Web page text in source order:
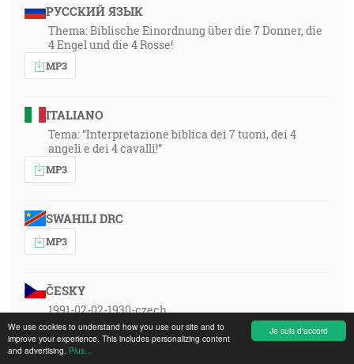
Je suis d'accord
We use cookies to understand how you use our site and to
improve your experience. This includes personalizing content
and advertising. Plus...
РУССКИЙ ЯЗЫК
Thema: Biblische Einordnung über die 7 Donner, die
4 Engel und die 4 Rosse!
MP3
ITALIANO
Tema: “Interpretazione biblica dei 7 tuoni, dei 4
angeli e dei 4 cavalli!”
MP3
SWAHILI DRC
MP3
ČESKY
1991-02-02-1930-czech
MP3